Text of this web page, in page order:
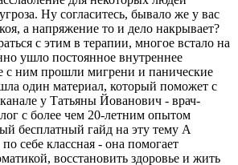
Ну согласитесь, бывало же у вас
а напряжение то и дело накрывает?
с этим в терапии, многое встало на
ушло постоянное внутреннее
с ним прошли мигрени и панические
один материал, который поможет с
у Татьяны Йованович - врач-
с более чем 20-летним опытом
бесплатный гайд на эту тему А
себе классная - она помогает
восстановить здоровье и жить